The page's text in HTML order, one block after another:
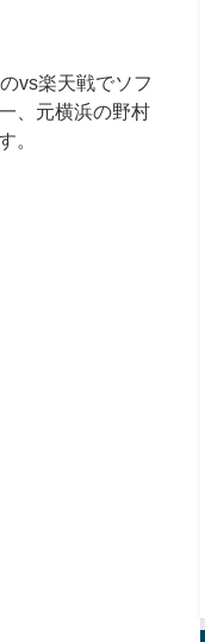
vs楽天戦でソフ
、元横浜の野村
。